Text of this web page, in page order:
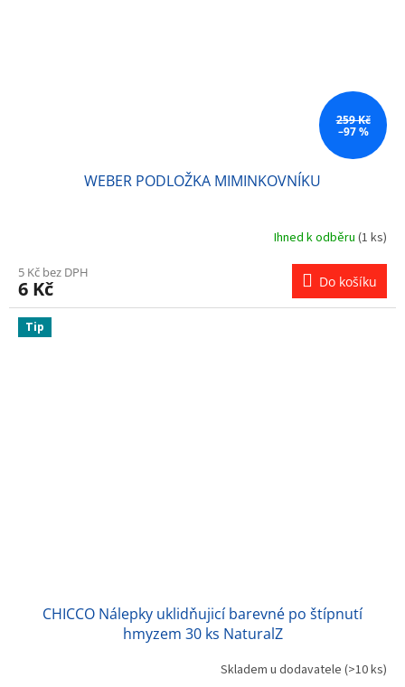
259 Kč
–97 %
WEBER PODLOŽKA MIMINKOVNÍKU
Ihned k odběru (1 ks)
5 Kč bez DPH
6 Kč Do košíku
Tip
CHICCO Nálepky uklidňujicí barevné po štípnutí
hmyzem 30 ks NaturalZ
Skladem u dodavatele (>10 ks)